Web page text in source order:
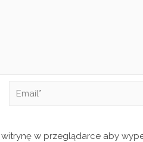
w przeglądarce aby